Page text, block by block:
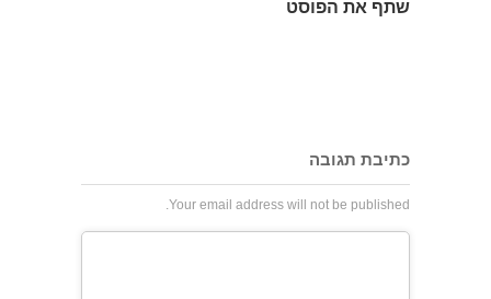
שתף את הפוסט
כתיבת תגובה
Your email address will not be published.